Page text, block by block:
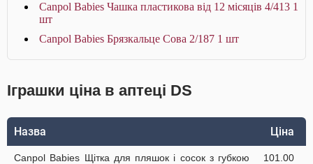
Canpol Babies Чашка пластикова від 12 місяців 4/413 1
шт
Canpol Babies Брязкальце Сова 2/187 1 шт
Іграшки ціна в аптеці DS
Назва Ціна
Canpol Babies Щітка для пляшок і сосок з губкою
101.00